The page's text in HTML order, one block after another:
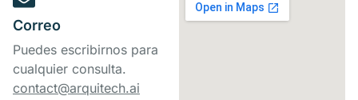
Correo
Puedes escribirnos para
cualquier consulta.
contact@arquitech.ai